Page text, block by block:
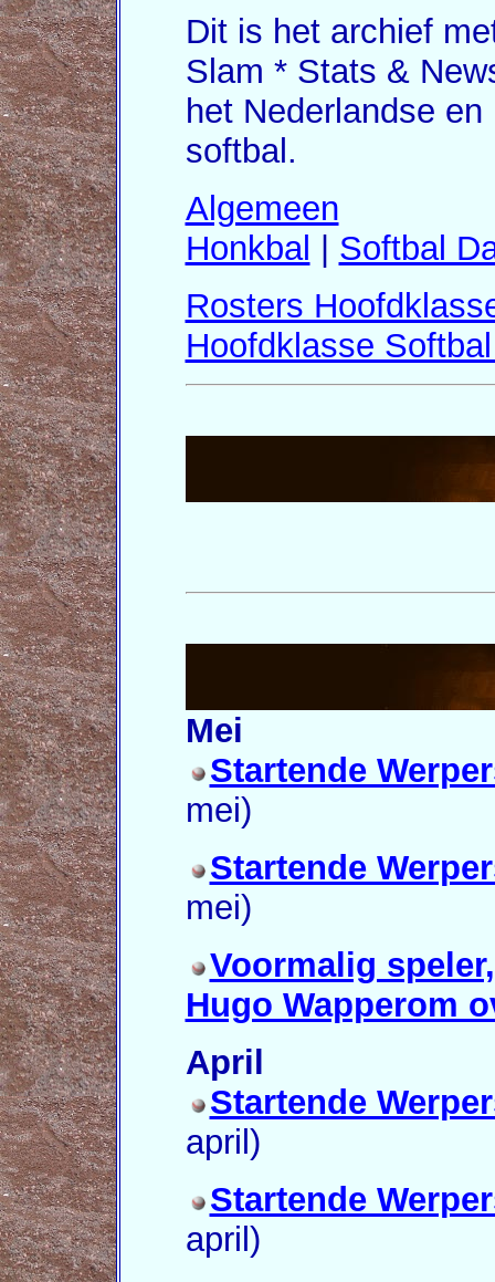
Dit is het archief
Slam * Stats &
het Nederlandse
softbal.
Algemeen
Honkbal
Softbal
Rosters
Hoofdklasse
Mei
Startende
mei)
Startende
mei)
Voormalig
Hugo Wapperom
April
Startende
april)
Startende
april)